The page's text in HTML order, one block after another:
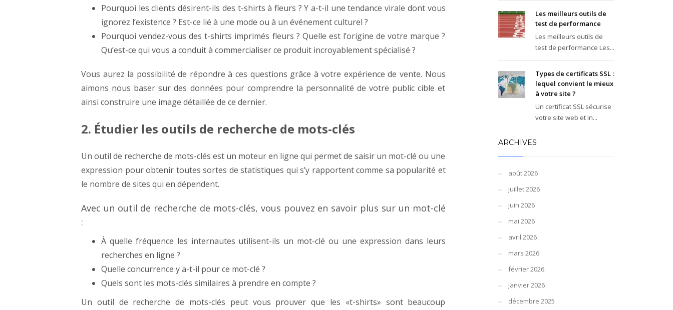
Pourquoi les clients désirent-ils des t-shirts à fleurs ? Y a-t-il une tendance virale dont vous
ignorez l’existence ? Est-ce lié à une mode ou à un événement culturel ?
Pourquoi vendez-vous des t-shirts imprimés fleurs ? Quelle est l’origine de votre marque ?
Qu’est-ce qui vous a conduit à commercialiser ce produit incroyablement spécialisé ?
Vous aurez la possibilité de répondre à ces questions grâce à votre expérience de vente. Nous
aimons nous baser sur des données pour comprendre la personnalité de votre public cible et
ainsi construire une image détaillée de ce dernier.
2. Étudier les outils de recherche de mots-clés
Un outil de recherche de mots-clés est un moteur en ligne qui permet de saisir un mot-clé ou une
expression pour obtenir toutes sortes de statistiques qui s’y rapportent comme sa popularité et
le nombre de sites qui en dépendent.
Avec un outil de recherche de mots-clés, vous pouvez en savoir plus sur un mot-clé
:
À quelle fréquence les internautes utilisent-ils un mot-clé ou une expression dans leurs
recherches en ligne ?
Quelle concurrence y a-t-il pour ce mot-clé ?
Quels sont les mots-clés similaires à prendre en compte ?
Un outil de recherche de mots-clés peut vous prouver que les «t-shirts» sont beaucoup
Les meilleurs outils de
test de performance
Les meilleurs outils de
test de performance Les...
Types de certificats SSL :
lequel convient le mieux
à votre site ?
Un certificat SSL sécurise
votre site web et in...
ARCHIVES
août 2026
juillet 2026
juin 2026
mai 2026
avril 2026
mars 2026
février 2026
janvier 2026
décembre 2025